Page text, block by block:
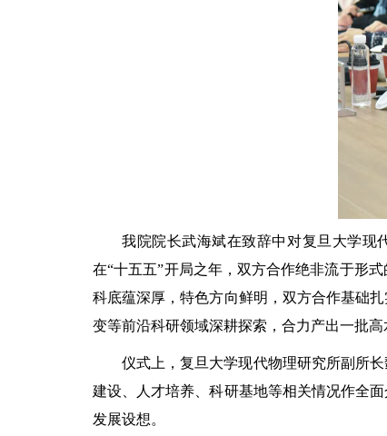
我院院长武海斌在致辞中对复旦大学现
在“十五五”开局之年，双方合作绝非流于形
科底蕴深厚，特色方向鲜明，双方合作基础
变等前沿科研领域深耕探索，合力产出一批
仪式上，复旦大学现代物理研究所副所
建设、人才培养、科研基地等相关情况作全
发展设想。